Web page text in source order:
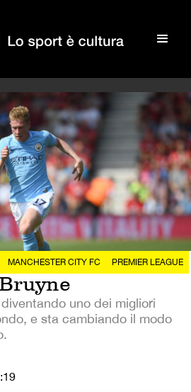
MANCHESTER CITY FC PREMIER LEAGUE
uno dei migliori
e sta cambiando il modo